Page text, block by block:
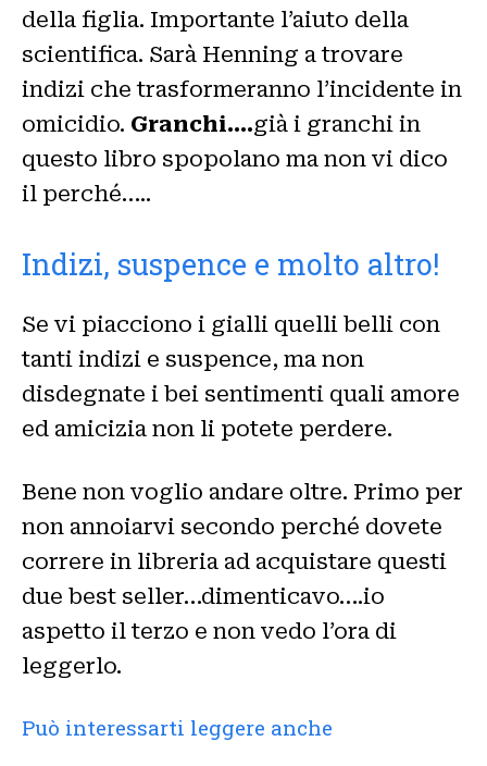
della figlia. Importante l’aiuto della
scientifica. Sarà Henning a trovare
indizi che trasformeranno l’incidente in
omicidio. Granchi….già i granchi in
questo libro spopolano ma non vi dico
il perché…..
Indizi, suspence e molto altro!
Se vi piacciono i gialli quelli belli con
tanti indizi e suspence, ma non
disdegnate i bei sentimenti quali amore
ed amicizia non li potete perdere.
Bene non voglio andare oltre. Primo per
non annoiarvi secondo perché dovete
correre in libreria ad acquistare questi
due best seller…dimenticavo….io
aspetto il terzo e non vedo l’ora di
leggerlo.
Può interessarti leggere anche